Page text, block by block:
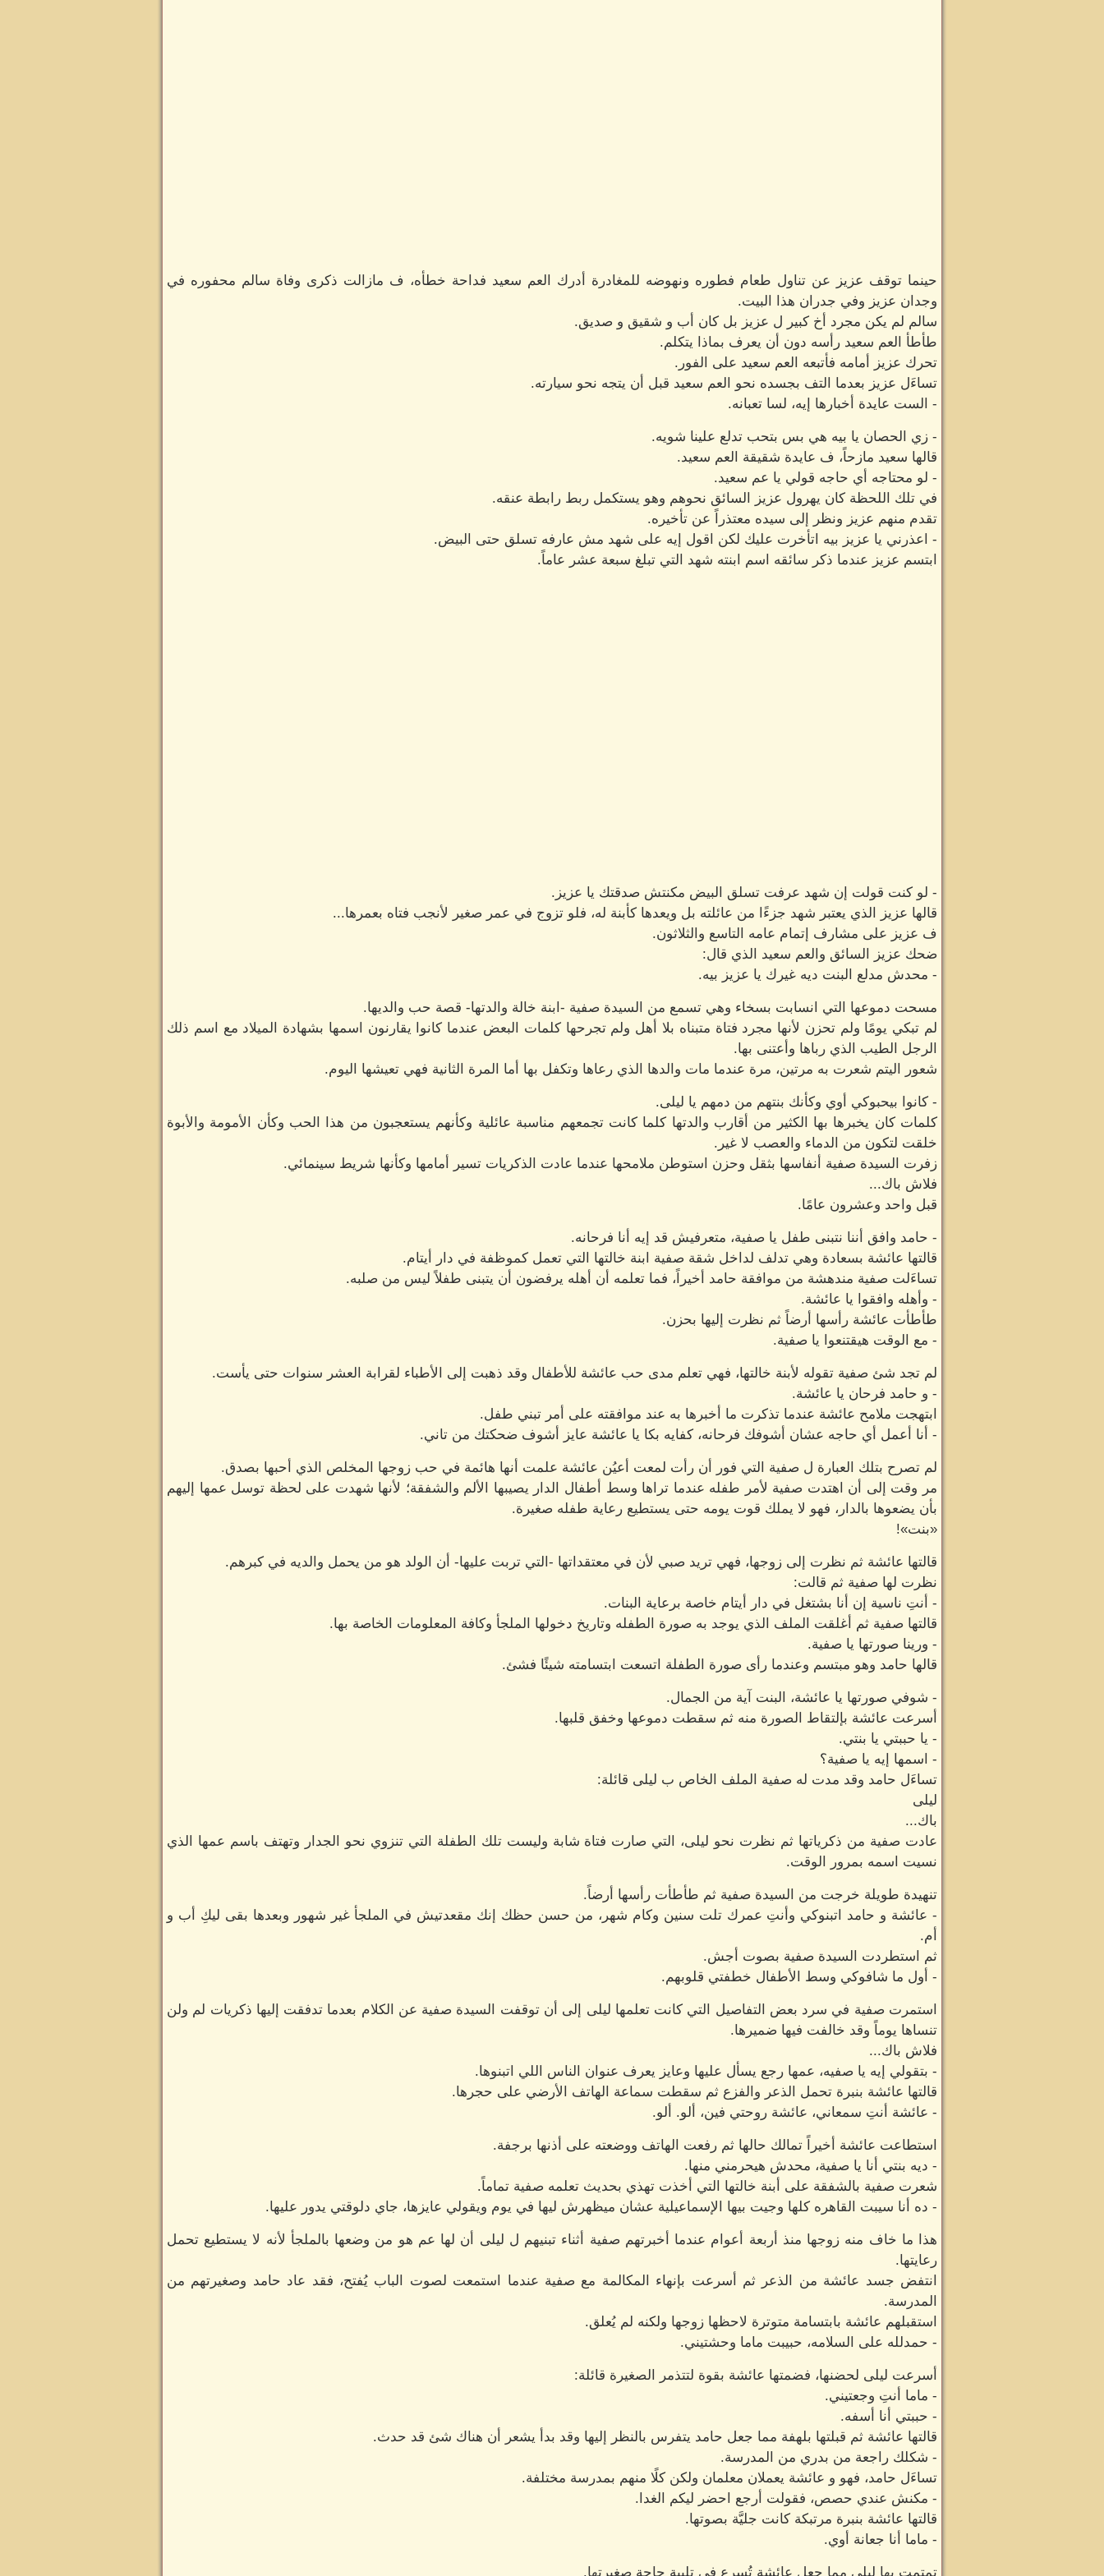
حينما توقف عزيز عن تناول طعام فطوره ونهوضه للمغادرة أدرك العم سعيد فداحة خطأه، ف مازالت ذكرى وفاة سالم محفوره في
وجدان عزيز وفي جدران هذا البيت.
سالم لم يكن مجرد أخ كبير ل عزيز بل كان أب و شقيق و صديق.
طأطأ العم سعيد رأسه دون أن يعرف بماذا يتكلم.
تحرك عزيز أمامه فأتبعه العم سعيد على الفور.
تساءَل عزيز بعدما التف بجسده نحو العم سعيد قبل أن يتجه نحو سيارته.
- الست عايدة أخبارها إيه، لسا تعبانه.
- زي الحصان يا بيه هي بس بتحب تدلع علينا شويه.
قالها سعيد مازحاً، ف عايدة شقيقة العم سعيد.
- لو محتاجه أي حاجه قولي يا عم سعيد.
في تلك اللحظة كان يهرول عزيز السائق نحوهم وهو يستكمل ربط رابطة عنقه.
تقدم منهم عزيز ونظر إلى سيده معتذراً عن تأخيره.
- اعذرني يا عزيز بيه اتأخرت عليك لكن اقول إيه على شهد مش عارفه تسلق حتى البيض.
ابتسم عزيز عندما ذكر سائقه اسم ابنته شهد التي تبلغ سبعة عشر عاماً.
- لو كنت قولت إن شهد عرفت تسلق البيض مكنتش صدقتك يا عزيز.
قالها عزيز الذي يعتبر شهد جزءًا من عائلته بل ويعدها كأبنة له، فلو تزوج في عمر صغير لأنجب فتاه بعمرها...
ف عزيز على مشارف إتمام عامه التاسع والثلاثون.
ضحك عزيز السائق والعم سعيد الذي قال:
- محدش مدلع البنت ديه غيرك يا عزيز بيه.
مسحت دموعها التي انسابت بسخاء وهي تسمع من السيدة صفية -ابنة خالة والدتها- قصة حب والديها.
لم تبكي يومًا ولم تحزن لأنها مجرد فتاة متبناه بلا أهل ولم تجرحها كلمات البعض عندما كانوا يقارنون اسمها بشهادة الميلاد مع اسم ذلك
الرجل الطيب الذي رباها وأعتنى بها.
شعور اليتم شعرت به مرتين، مرة عندما مات والدها الذي رعاها وتكفل بها أما المرة الثانية فهي تعيشها اليوم.
- كانوا بيحبوكي أوي وكأنك بنتهم من دمهم يا ليلى.
كلمات كان يخبرها بها الكثير من أقارب والدتها كلما كانت تجمعهم مناسبة عائلية وكأنهم يستعجبون من هذا الحب وكأن الأمومة والأبوة
خلقت لتكون من الدماء والعصب لا غير.
زفرت السيدة صفية أنفاسها بثقل وحزن استوطن ملامحها عندما عادت الذكريات تسير أمامها وكأنها شريط سينمائي.
فلاش باك...
قبل واحد وعشرون عامًا.
- حامد وافق أننا نتبنى طفل يا صفية، متعرفيش قد إيه أنا فرحانه.
قالتها عائشة بسعادة وهي تدلف لداخل شقة صفية ابنة خالتها التي تعمل كموظفة في دار أيتام.
تساءَلت صفية مندهشة من موافقة حامد أخيراً، فما تعلمه أن أهله يرفضون أن يتبنى طفلاً ليس من صلبه.
- وأهله وافقوا يا عائشة.
طأطأت عائشة رأسها أرضاً ثم نظرت إليها بحزن.
- مع الوقت هيقتنعوا يا صفية.
لم تجد شئ صفية تقوله لأبنة خالتها، فهي تعلم مدى حب عائشة للأطفال وقد ذهبت إلى الأطباء لقرابة العشر سنوات حتى يأست.
- و حامد فرحان يا عائشة.
ابتهجت ملامح عائشة عندما تذكرت ما أخبرها به عند موافقته على أمر تبني طفل.
- أنا أعمل أي حاجه عشان أشوفك فرحانه، كفايه بكا يا عائشة عايز أشوف ضحكتك من تاني.
لم تصرح بتلك العبارة ل صفية التي فور أن رأت لمعت أعيُن عائشة علمت أنها هائمة في حب زوجها المخلص الذي أحبها بصدق.
مر وقت إلى أن اهتدت صفية لأمر طفله عندما تراها وسط أطفال الدار يصيبها الألم والشفقة؛ لأنها شهدت على لحظة توسل عمها إليهم
بأن يضعوها بالدار، فهو لا يملك قوت يومه حتى يستطيع رعاية طفله صغيرة.
«بنت»!
قالتها عائشة ثم نظرت إلى زوجها، فهي تريد صبي لأن في معتقداتها -التي تربت عليها- أن الولد هو من يحمل والديه في كبرهم.
نظرت لها صفية ثم قالت:
- أنتِ ناسية إن أنا بشتغل في دار أيتام خاصة برعاية البنات.
قالتها صفية ثم أغلقت الملف الذي يوجد به صورة الطفله وتاريخ دخولها الملجأ وكافة المعلومات الخاصة بها.
- ورينا صورتها يا صفية.
قالها حامد وهو مبتسم وعندما رأى صورة الطفلة اتسعت ابتسامته شيئًا فشئ.
- شوفي صورتها يا عائشة، البنت آية من الجمال.
أسرعت عائشة بإلتقاط الصورة منه ثم سقطت دموعها وخفق قلبها.
- يا حببتي يا بنتي.
- اسمها إيه يا صفية؟
تساءَل حامد وقد مدت له صفية الملف الخاص ب ليلى قائلة:
ليلى
باك...
عادت صفية من ذكرياتها ثم نظرت نحو ليلى، التي صارت فتاة شابة وليست تلك الطفلة التي تنزوي نحو الجدار وتهتف باسم عمها الذي
نسيت اسمه بمرور الوقت.
تنهيدة طويلة خرجت من السيدة صفية ثم طأطأت رأسها أرضاً.
- عائشة و حامد اتبنوكي وأنتِ عمرك تلت سنين وكام شهر، من حسن حظك إنك مقعدتيش في الملجأ غير شهور وبعدها بقى ليكِ أب و
أم.
ثم استطردت السيدة صفية بصوت أجش.
- أول ما شافوكي وسط الأطفال خطفتي قلوبهم.
استمرت صفية في سرد بعض التفاصيل التي كانت تعلمها ليلى إلى أن توقفت السيدة صفية عن الكلام بعدما تدفقت إليها ذكريات لم ولن
تنساها يوماً وقد خالفت فيها ضميرها.
فلاش باك...
- بتقولي إيه يا صفيه، عمها رجع يسأل عليها وعايز يعرف عنوان الناس اللي اتبنوها.
قالتها عائشة بنبرة تحمل الذعر والفزع ثم سقطت سماعة الهاتف الأرضي على حجرها.
- عائشة أنتِ سمعاني، عائشة روحتي فين، ألو. ألو.
استطاعت عائشة أخيراً تمالك حالها ثم رفعت الهاتف ووضعته على أذنها برجفة.
- ديه بنتي أنا يا صفية، محدش هيحرمني منها.
شعرت صفية بالشفقة على أبنة خالتها التي أخذت تهذي بحديث تعلمه صفية تماماً.
- ده أنا سيبت القاهره كلها وجيت بيها الإسماعيلية عشان ميظهرش ليها في يوم ويقولي عايزها، جاي دلوقتي يدور عليها.
هذا ما خاف منه زوجها منذ أربعة أعوام عندما أخبرتهم صفية أثناء تبنيهم ل ليلى أن لها عم هو من وضعها بالملجأ لأنه لا يستطيع تحمل
رعايتها.
انتفض جسد عائشة من الذعر ثم أسرعت بإنهاء المكالمة مع صفية عندما استمعت لصوت الباب يُفتح، فقد عاد حامد وصغيرتهم من
المدرسة.
استقبلهم عائشة بابتسامة متوترة لاحظها زوجها ولكنه لم يُعلق.
- حمدلله على السلامه، حبيبت ماما وحشتيني.
أسرعت ليلى لحضنها، فضمتها عائشة بقوة لتتذمر الصغيرة قائلة:
- ماما أنتِ وجعتيني.
- حببتي أنا أسفه.
قالتها عائشة ثم قبلتها بلهفة مما جعل حامد يتفرس بالنظر إليها وقد بدأ يشعر أن هناك شئ قد حدث.
- شكلك راجعة من بدري من المدرسة.
تساءَل حامد، فهو و عائشة يعملان معلمان ولكن كلًا منهم بمدرسة مختلفة.
- مكنش عندي حصص، فقولت أرجع احضر ليكم الغدا.
قالتها عائشة بنبرة مرتبكة كانت جليَّة بصوتها.
- ماما أنا جعانة أوي.
تمتمت بها ليلى مما جعل عائشة تُسرع في تلبية حاجة صغيرتها.